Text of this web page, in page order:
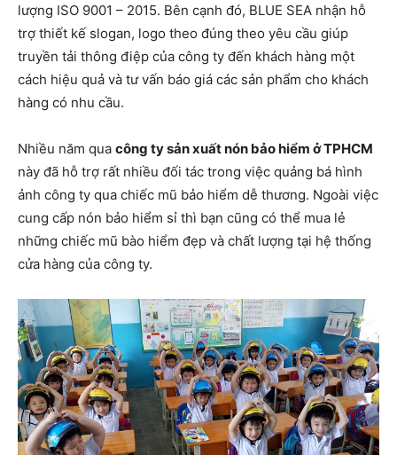
lượng ISO 9001 – 2015. Bên cạnh đó, BLUE SEA nhận hỗ
trợ thiết kế slogan, logo theo đúng theo yêu cầu giúp
truyền tải thông điệp của công ty đến khách hàng một
cách hiệu quả và tư vấn báo giá các sản phẩm cho khách
hàng có nhu cầu.
Nhiều năm qua công ty sản xuất nón bảo hiểm ở TPHCM
này đã hỗ trợ rất nhiều đối tác trong việc quảng bá hình
ảnh công ty qua chiếc mũ bảo hiểm dễ thương. Ngoài việc
cung cấp nón bảo hiểm sỉ thì bạn cũng có thể mua lẻ
những chiếc mũ bào hiểm đẹp và chất lượng tại hệ thống
cửa hàng của công ty.